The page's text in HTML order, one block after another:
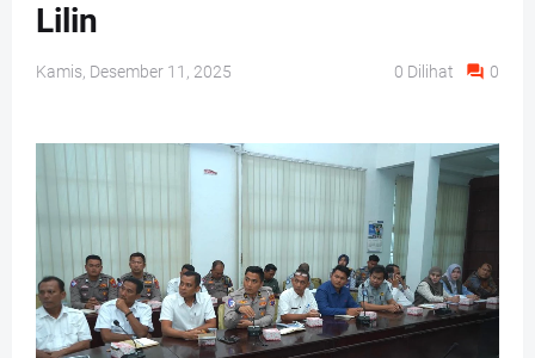
Lilin
Kamis, Desember 11, 2025 0 Dilihat 0